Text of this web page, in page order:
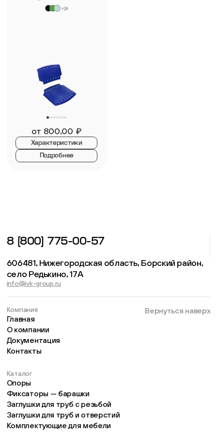
+28
от 800,00 ₽
Характеристики
Подробнее
8 (800) 775-00-57
606481, Нижегородская область, Борский район,
село Редькино, 17А
info@ivk-group.ru
Компания
Главная
О компании
Документация
Контакты
Каталог
Опоры
Фиксаторы — барашки
Заглушки для труб с резьбой
Заглушки для труб и отверстий
Комплектующие для мебели
Вернуться наверх